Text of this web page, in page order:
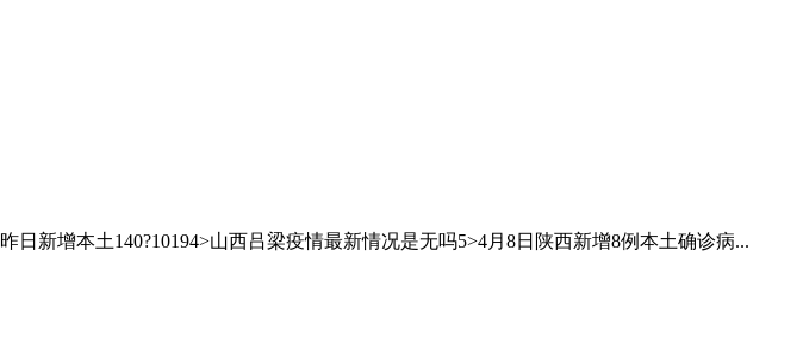
新增本土140?10194˃山西吕梁疫情最新情况是无吗5˃4月8日陕西新增8例本土确诊病...